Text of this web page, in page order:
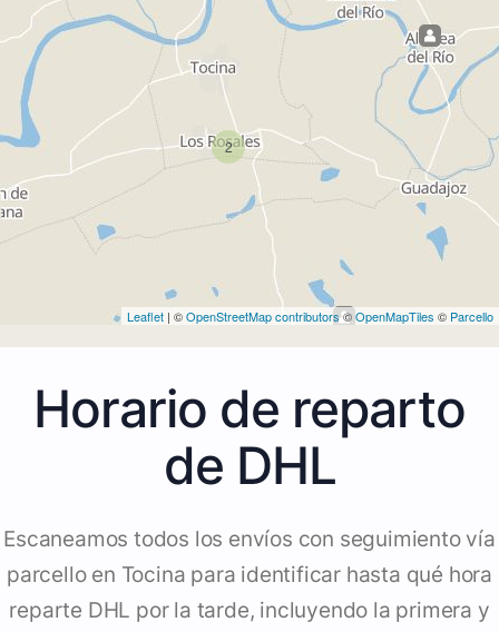
2
Leaflet | ©OpenStreetMap contributors©OpenMapTiles © Parcello
Horario de reparto
de DHL
Escaneamos todos los envíos con seguimiento vía
parcello en Tocina para identificar hasta qué hora
reparte DHL por la tarde, incluyendo la primera y